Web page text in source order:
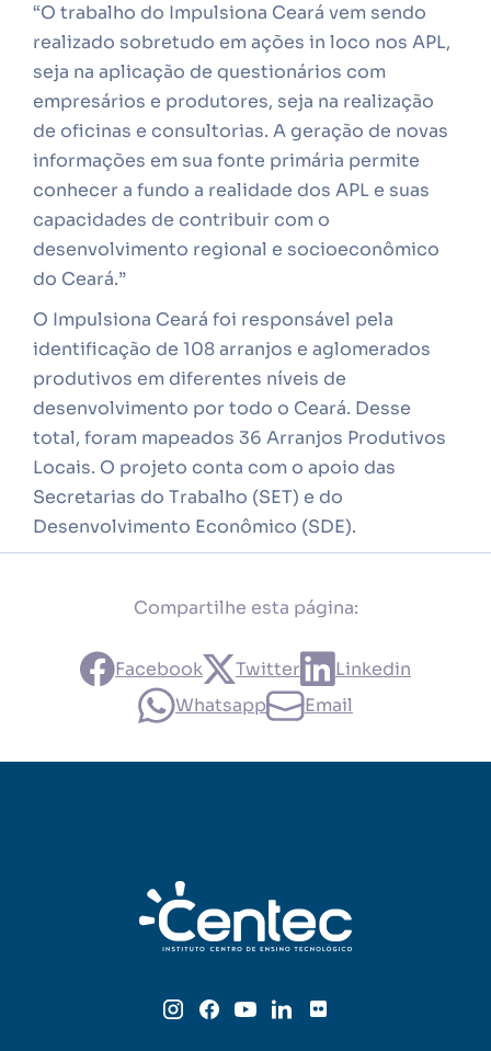
“O trabalho do Impulsiona Ceará vem sendo
realizado sobretudo em ações in loco nos APL,
seja na aplicação de questionários com
empresários e produtores, seja na realização
de oficinas e consultorias. A geração de novas
informações em sua fonte primária permite
conhecer a fundo a realidade dos APL e suas
capacidades de contribuir com o
desenvolvimento regional e socioeconômico
do Ceará.”
O Impulsiona Ceará foi responsável pela
identificação de 108 arranjos e aglomerados
produtivos em diferentes níveis de
desenvolvimento por todo o Ceará. Desse
total, foram mapeados 36 Arranjos Produtivos
Locais. O projeto conta com o apoio das
Secretarias do Trabalho (SET) e do
Desenvolvimento Econômico (SDE).
Compartilhe esta página:
Facebook Twitter
Linkedin
Whatsapp
Email